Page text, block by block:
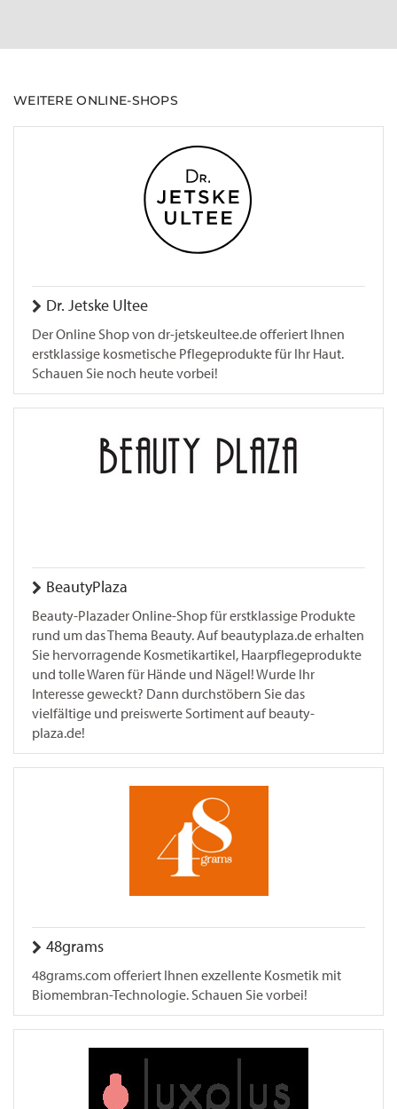
WEITERE ONLINE-SHOPS
Dr. Jetske Ultee
Der Online Shop von dr-jetskeultee.de offeriert Ihnen
erstklassige kosmetische Pflegeprodukte für Ihr Haut.
Schauen Sie noch heute vorbei!
BeautyPlaza
Beauty-Plazader Online-Shop für erstklassige Produkte
rund um das Thema Beauty. Auf beautyplaza.de erhalten
Sie hervorragende Kosmetikartikel, Haarpflegeprodukte
und tolle Waren für Hände und Nägel! Wurde Ihr
Interesse geweckt? Dann durchstöbern Sie das
vielfältige und preiswerte Sortiment auf beauty-
plaza.de!
48grams
48grams.com offeriert Ihnen exzellente Kosmetik mit
Biomembran-Technologie. Schauen Sie vorbei!